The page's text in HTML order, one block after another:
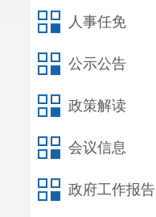
人事任免
公示公告
政策解读
会议信息
政府工作报告